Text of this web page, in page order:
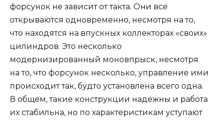
форсунок не зависит от такта. Они все
открываются одновременно, несмотря на то,
что находятся на впускных коллекторах «своих»
цилиндров. Это несколько
модернизированный моновпрыск, несмотря
на то, что форсунок несколько, управление ими
происходит так, будто установлена всего одна.
В общем, такие конструкции надёжны и работа
их стабильна, но по характеристикам уступают